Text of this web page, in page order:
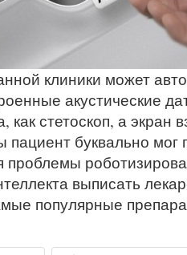
клиники может
акустические
как стетоскоп, а экран
пациент буквально мог
проблемы
выписать
популярные